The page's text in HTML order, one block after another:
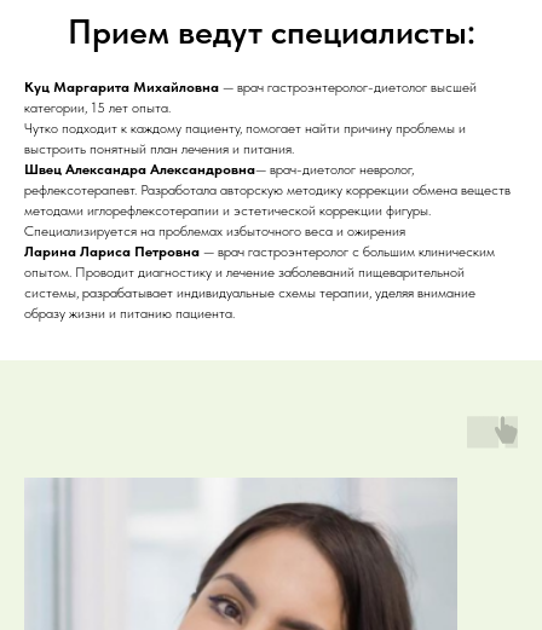
Прием ведут специалисты:
Куц Маргарита Михайловна — врач гастроэнтеролог-диетолог высшей
категории, 15 лет опыта.
Чутко подходит к каждому пациенту, помогает найти причину проблемы и
выстроить понятный план лечения и питания.
Швец Александра Александровна— врач-диетолог невролог,
рефлексотерапевт. Разработала авторскую методику коррекции обмена веществ
методами иглорефлексотерапии и эстетической коррекции фигуры.
Специализируется на проблемах избыточного веса и ожирения
Ларина Лариса Петровна — врач гастроэнтеролог с большим клиническим
опытом. Проводит диагностику и лечение заболеваний пищеварительной
системы, разрабатывает индивидуальные схемы терапии, уделяя внимание
образу жизни и питанию пациента.